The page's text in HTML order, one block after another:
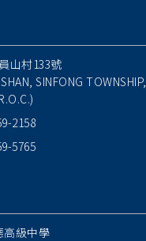
山村133號
SINFONG
2158
5765
高級中學